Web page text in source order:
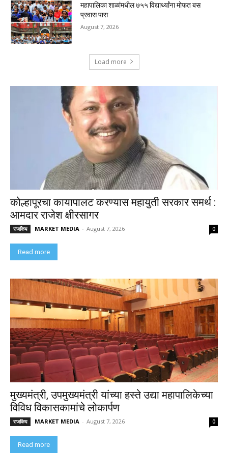
महापालिका शाळांमधील ७५५ विद्यार्थ्यांना मोफत बस
प्रवास पास
August 7, 2026
Load more
कोल्हापूरचा कायापालट करण्यास महायुती सरकार समर्थ :
आमदार राजेश क्षीरसागर
राजकिय MARKET MEDIA - August 7, 2026 0
Read more
मुख्यमंत्री, उपमुख्यमंत्री यांच्या हस्ते उद्या महापालिकेच्या
विविध विकासकामांचे लोकार्पण
राजकिय MARKET MEDIA - August 7, 2026 0
Read more